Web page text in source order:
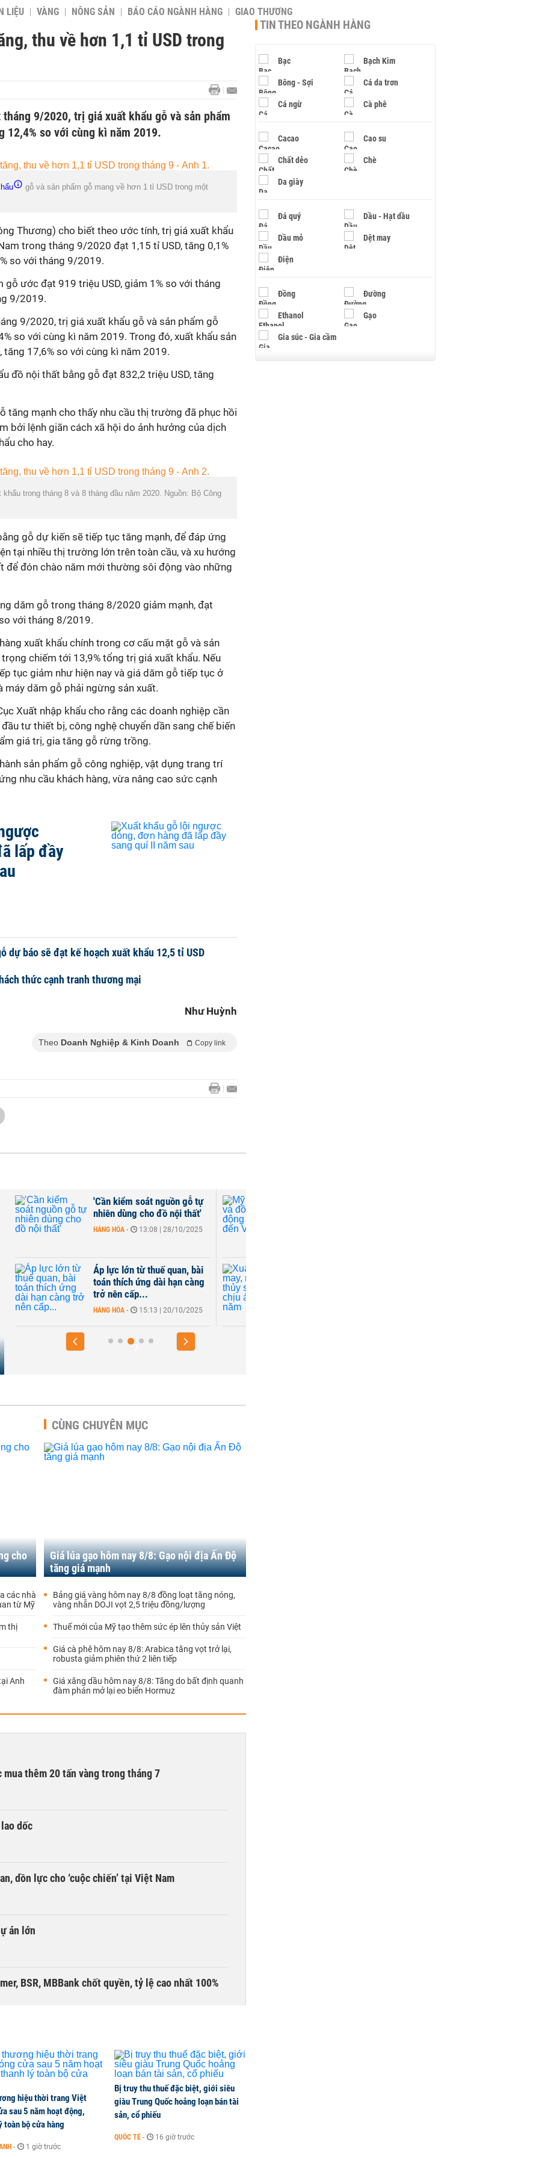
LIỆU VÀNG NÔNG SẢN BÁO CÁO NGÀNH HÀNG GIAO THƯƠNG
thu về hơn 1,1 tỉ USD trong
9/2020, trị giá xuất khẩu gỗ và sản phẩm
12,4% so với cùng kì năm 2019.
gỗ và sản phẩm gỗ mang về hơn 1 tỉ USD trong một
Thương) cho biết theo ước tính, trị giá xuất khẩu
trong tháng 9/2020 đạt 1,15 tỉ USD, tăng 0,1%
so với tháng 9/2019.
gỗ ước đạt 919 triệu USD, giảm 1% so với tháng
9/2019.
9/2020, trị giá xuất khẩu gỗ và sản phẩm gỗ
so với cùng kì năm 2019. Trong đó, xuất khẩu sản
tăng 17,6% so với cùng kì năm 2019.
đồ nội thất bằng gỗ đạt 832,2 triệu USD, tăng
tăng mạnh cho thấy nhu cầu thị trường đã phục hồi
bởi lệnh giãn cách xã hội do ảnh hưởng của dịch
cho hay.
trong tháng 8 và 8 tháng đầu năm 2020. Nguồn: Bộ Công
gỗ dự kiến sẽ tiếp tục tăng mạnh, để đáp ứng
tại nhiều thị trường lớn trên toàn cầu, và xu hướng
để đón chào năm mới thường sôi động vào những
dăm gỗ trong tháng 8/2020 giảm mạnh, đạt
với tháng 8/2019.
xuất khẩu chính trong cơ cấu mặt gỗ và sản
trọng chiếm tới 13,9% tổng trị giá xuất khẩu. Nếu
tục giảm như hiện nay và giá dăm gỗ tiếp tục ở
dăm gỗ phải ngừng sản xuất.
Xuất nhập khẩu cho rằng các doanh nghiệp cần
tư thiết bị, công nghệ chuyển dần sang chế biến
giá trị, gia tăng gỗ rừng trồng.
sản phẩm gỗ công nghiệp, vật dụng trang trí
nhu cầu khách hàng, vừa nâng cao sức cạnh
lấp đầy
dự báo sẽ đạt kế hoạch xuất khẩu 12,5 tỉ USD
thức cạnh tranh thương mại
Như Huỳnh
Theo Doanh Nghiệp & Kinh Doanh Copy link
'Cần kiểm soát nguồn gỗ tự
nhiên dùng cho đồ nội thất'
HÀNG HÓA - 13:08 | 28/10/2025
Áp lực lớn từ thuế quan, bài
toán thích ứng dài hạn càng
trở nên cấp...
HÀNG HÓA - 15:13 | 20/10/2025
cho
các nhà
từ Mỹ
thị
Anh
CÙNG CHUYÊN MỤC
Giá lúa gạo hôm nay 8/8: Gạo nội địa Ấn Độ
tăng giá mạnh
Bảng giá vàng hôm nay 8/8 đồng loạt tăng nóng,
vàng nhẫn DOJI vọt 2,5 triệu đồng/lượng
Thuế mới của Mỹ tạo thêm sức ép lên thủy sản Việt
Giá cà phê hôm nay 8/8: Arabica tăng vọt trở lại,
robusta giảm phiên thứ 2 liên tiếp
Giá xăng dầu hôm nay 8/8: Tăng do bất định quanh
đàm phán mở lại eo biển Hormuz
mua thêm 20 tấn vàng trong tháng 7
dốc
dồn lực cho ‘cuộc chiến’ tại Việt Nam
án lớn
BSR, MBBank chốt quyền, tỷ lệ cao nhất 100%
doanh ngoại hối nửa đầu năm 2026:
nhóm tư nhân
hộ kinh doanh?
thủy sản Việt
hiệu thời trang Việt
sau 5 năm hoạt động,
toàn bộ cửa hàng
- 1 giờ trước
Bị truy thu thuế đặc biệt, giới siêu
giàu Trung Quốc hoảng loạn bán tài
sản, cổ phiếu
QUỐC TẾ - 16 giờ trước
TIN THEO NGÀNH HÀNG
Bạc Bạch Kim
Bông - Sợi Cá da trơn
Cá ngừ Cà phê
Cacao Cao su
Chất dẻo Chè
Da giày
Đá quý Dầu - Hạt dầu
Dầu mỏ Dệt may
Điện
Đồng Đường
Ethanol Gạo
Gia súc - Gia cầm